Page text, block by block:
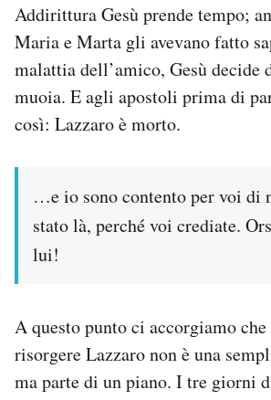
Addirittura Gesù prende tempo;
Maria e Marta gli avevano fatto
malattia dell’amico, Gesù decide
muoia. E agli apostoli prima di
così: Lazzaro è morto.
…e io sono contento per voi di
stato là, perché voi crediate.
lui!
A questo punto ci accorgiamo
risorgere Lazzaro non è una
ma parte di un piano. I tre giorni